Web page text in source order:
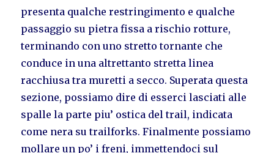
presenta qualche restringimento e qualche
passaggio su pietra fissa a rischio rotture,
terminando con uno stretto tornante che
conduce in una altrettanto stretta linea
racchiusa tra muretti a secco. Superata questa
sezione, possiamo dire di esserci lasciati alle
spalle la parte piu’ ostica del trail, indicata
come nera su trailforks. Finalmente possiamo
mollare un po’ i freni, immettendoci sul